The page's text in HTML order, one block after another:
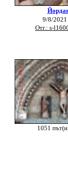
9/8/2021
Отг.: s-
1051